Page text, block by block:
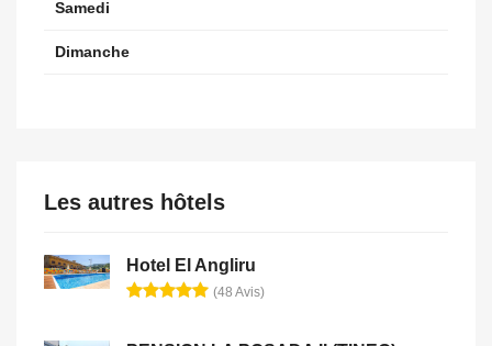
Samedi
Dimanche
Les autres hôtels
Hotel El Angliru
(48 Avis)